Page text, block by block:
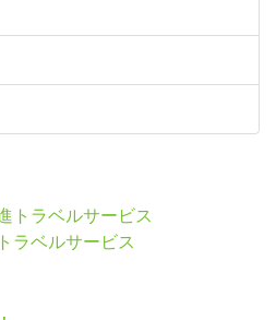
ラベルサービス